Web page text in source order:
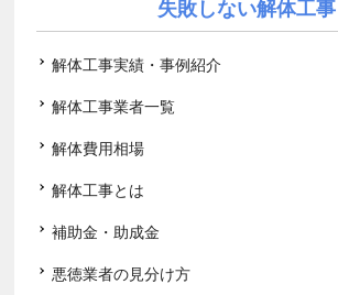
失敗しない解体工事
解体工事実績・事例紹介
解体工事業者一覧
解体費用相場
解体工事とは
補助金・助成金
悪徳業者の見分け方